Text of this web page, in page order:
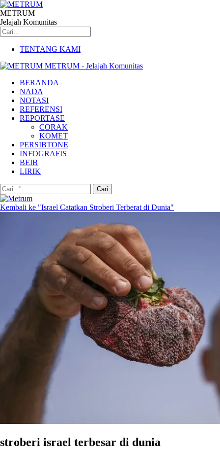
METRUM
Jelajah Komunitas
TENTANG KAMI
METRUM - Jelajah Komunitas
BERANDA
NADA
NOTASI
REFERENSI
REPORTASE
CORAK
KOMET
PERSIBTONE
INFOGRAFIS
BEIB
LIRIK
Kembali ke "Israel Catatkan Stroberi Terberat di Dunia"
stroberi israel terbesar di dunia